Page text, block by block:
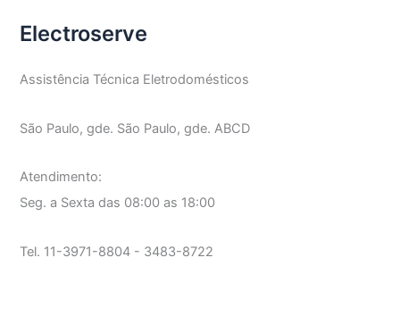
Electroserve
Assistência Técnica Eletrodomésticos
São Paulo, gde. São Paulo, gde. ABCD
Atendimento:
Seg. a Sexta das 08:00 as 18:00
Tel. 11-3971-8804 - 3483-8722